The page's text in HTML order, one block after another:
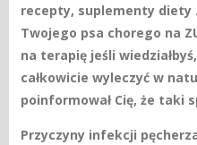
recepty, suplementy diety
Twojego psa chorego na
na terapię jeśli
całkowicie wyleczyć w
poinformował Cię, że taki
Przyczyny infekcji